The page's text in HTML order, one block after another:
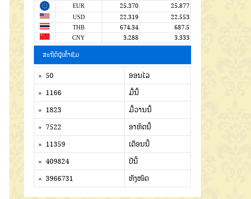
EUR
25.370
25.877
USD
22.319
22.553
THB
674.34
687.5
CNY
3.288 3.333
ສະຖິຕິຜູ້ເຂົ້າຊົມ
» 50
ອອນໄລ
» 1166
ມື້ນີ້
» 1823
ມື້ວານນີ້
» 7522
ອາທິດນີ້
» 11359
ເດືອນນີ້
» 409824
ປີນີ້
» 3966731
ທັງໜົດ